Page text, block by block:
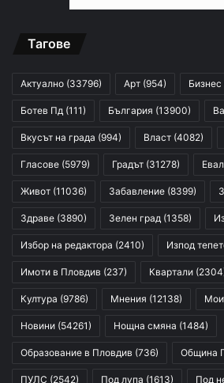
Тагове
Актуално (33796) Арт (954) Бизнес
Ботев Пд (111) България (13900)
Вкусът на града (994) Власт (4082)
Гласове (5979) Градът (31278)
Живот (11036) Забавление (8399)
Здраве (3890) Зелен град (1358)
Избор на редактора (2410) Изпод
Имоти в Пловдив (237) Квартали
Култура (9786) Мнения (12138)
Новини (54261) Нощна смяна (1484)
Образование в Пловдив (736) Община
ПУЛС (2542) Под лупа (1613) Под